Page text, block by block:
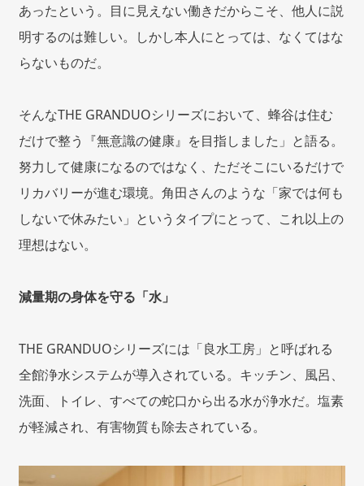
あったという。目に見えない働きだからこそ、他人に説
明するのは難しい。しかし本人にとっては、なくてはな
らないものだ。
そんなTHE GRANDUOシリーズにおいて、蜂谷は住む
だけで整う『無意識の健康』を目指しました」と語る。
努力して健康になるのではなく、ただそこにいるだけで
リカバリーが進む環境。角田さんのような「家では何も
しないで休みたい」というタイプにとって、これ以上の
理想はない。
減量期の身体を守る「水」
THE GRANDUOシリーズには「良水工房」と呼ばれる
全館浄水システムが導入されている。キッチン、風呂、
洗面、トイレ、すべての蛇口から出る水が浄水だ。塩素
が軽減され、有害物質も除去されている。